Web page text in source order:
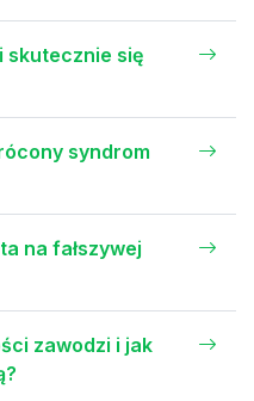
skutecznie się
syndrom
na fałszywej
zawodzi i jak